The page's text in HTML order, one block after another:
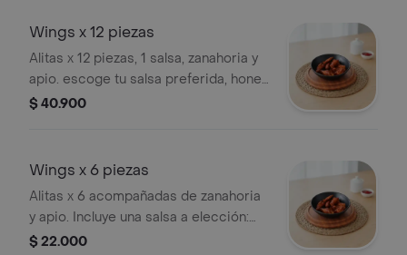
Wings x 12 piezas
Alitas x 12 piezas, 1 salsa, zanahoria y
apio. escoge tu salsa preferida, honey
bbq + bbq + lemon pepper + mago
$ 40.900
Wings x 6 piezas
Alitas x 6 acompañadas de zanahoria
y apio. Incluye una salsa a elección:
honey bbq, bbq, lemon pepper, mango
$ 22.000